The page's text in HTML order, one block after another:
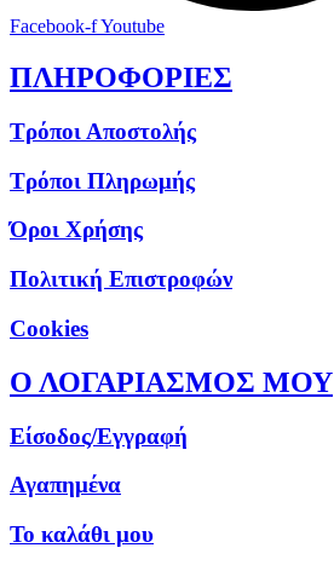
Facebook-fYoutube
ΠΛΗΡΟΦΟΡΙΕΣ
Τρόποι Αποστολής
Τρόποι Πληρωμής
Όροι Χρήσης
Πολιτική Επιστροφών
Cookies
Ο ΛΟΓΑΡΙΑΣΜΟΣ ΜΟΥ
Είσοδος/Εγγραφή
Αγαπημένα
Το καλάθι μου